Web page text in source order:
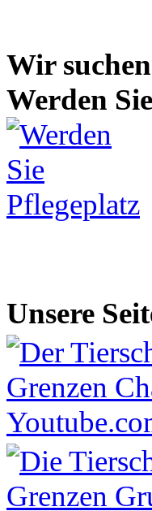
Wir
Werden
Unsere